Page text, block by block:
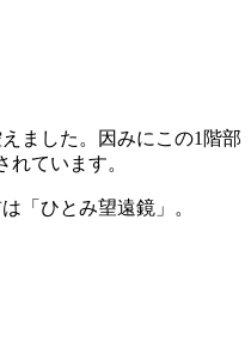
ました。因みにこの1階部
ています。
「ひとみ望遠鏡」。